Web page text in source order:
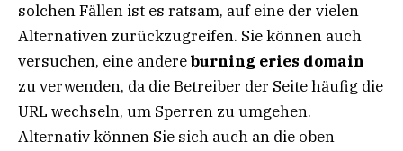
solchen Fällen ist es ratsam, auf eine der vielen
Alternativen zurückzugreifen. Sie können auch
versuchen, eine andereburning eries domain
zu verwenden, da die Betreiber der Seite häufig die
URL wechseln, um Sperren zu umgehen.
Alternativ können Sie sich auch an die oben